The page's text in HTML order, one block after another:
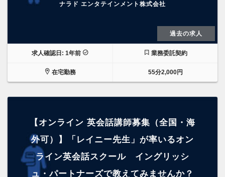
ナラド エンタテインメント株式会社
過去の求人
求人確認日: 1年前 業務委託契約
在宅勤務 55分2,000円
【オンライン 英会話講師募集（全国・海
外可）】「レイニー先生」が率いるオン
ライン英会話スクール イングリッシ
ュ・パートナーズで教えてみませんか？